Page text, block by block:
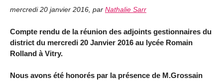
mercredi 20 janvier 2016 par Nathalie Sarr
Compte rendu de la réunion des adjoints gestionnaires du
district du mercredi 20 Janvier 2016 au lycée Romain
Rolland à Vitry.
Nous avons été honorés par la présence de M.Grossain